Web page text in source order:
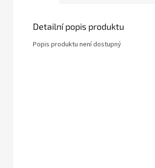
Detailní popis produktu
Popis produktu není dostupný